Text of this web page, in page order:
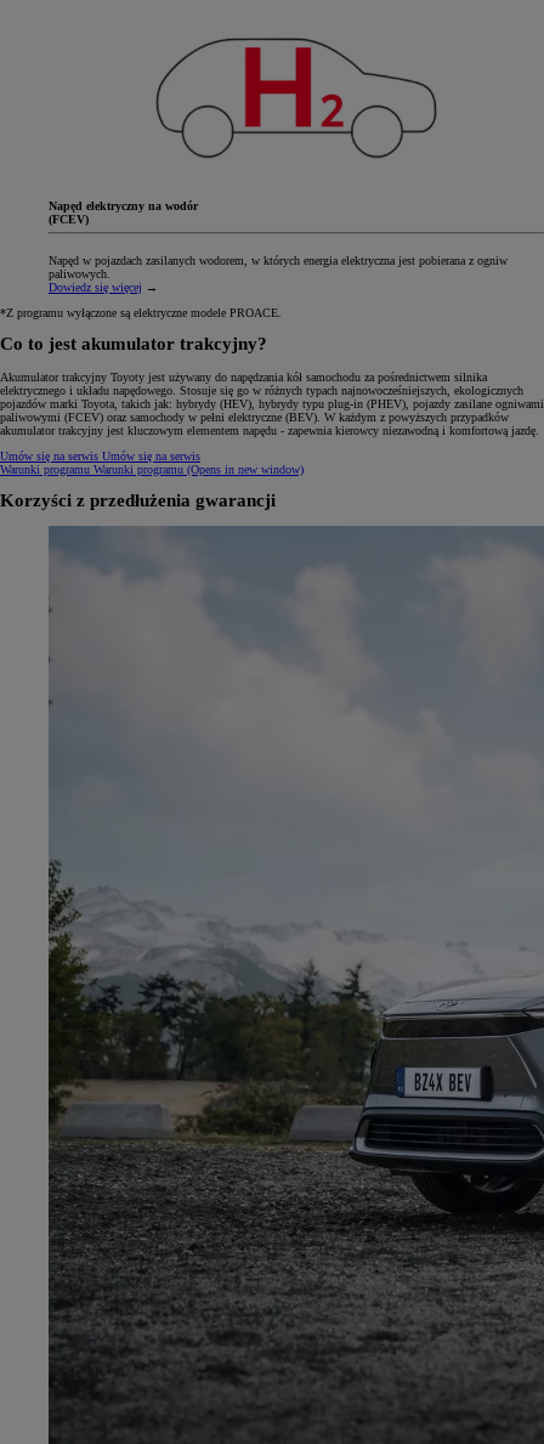
Napęd elektryczny na wodór
(FCEV)
Napęd w pojazdach zasilanych wodorem, w których energia elektryczna jest pobierana z ogniw
paliwowych.
Dowiedz się więcej →
*Z programu wyłączone są elektryczne modele PROACE.
Co to jest akumulator trakcyjny?
Akumulator trakcyjny Toyoty jest używany do napędzania kół samochodu za pośrednictwem silnika
elektrycznego i układu napędowego. Stosuje się go w różnych typach najnowocześniejszych, ekologicznych
pojazdów marki Toyota, takich jak: hybrydy (HEV), hybrydy typu plug-in (PHEV), pojazdy zasilane ogniwami
paliwowymi (FCEV) oraz samochody w pełni elektryczne (BEV). W każdym z powyższych przypadków
akumulator trakcyjny jest kluczowym elementem napędu - zapewnia kierowcy niezawodną i komfortową jazdę.
Umów się na serwis Umów się na serwis
Warunki programu Warunki programu (Opens in new window)
Korzyści z przedłużenia gwarancji